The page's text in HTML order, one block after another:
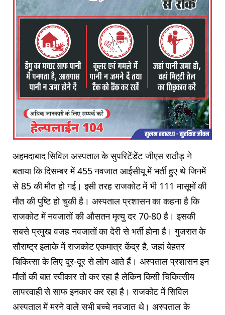
अहमदाबाद सिविल अस्पताल के सुपरिटेंडेंट जीएस राठौड़ ने
बताया कि दिसम्बर में 455 नवजात आईसीयू में भर्ती हुए थे जिनमें
से 85 की मौत हो गई। इसी तरह राजकोट में भी 111 मासूमों की
मौत की पुष्टि हो चुकी है। अस्पताल प्रशासन का कहना है कि
राजकोट में नवजातों की औसतन मृत्यु दर 70-80 है। इसकी
सबसे प्रमुख वजह नवजातों का देरी से भर्ती होना है। गुजरात के
सौराष्ट्र इलाके में राजकोट एकमात्र केंद्र है, जहां बेहतर
चिकित्सा के लिए दूर-दूर से लोग आते हैं। अस्पताल प्रशासन इन
मौतों की बात स्वीकार तो कर रहा है लेकिन किसी चिकित्सीय
लापरवाही से साफ इनकार कर रहा है। राजकोट में सिविल
अस्पताल में मरने वाले सभी बच्चे नवजात थे। अस्पताल के